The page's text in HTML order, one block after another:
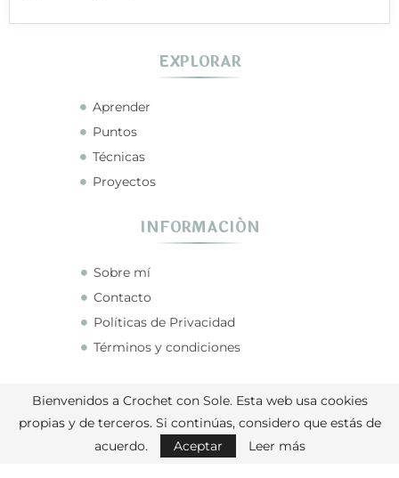
EXPLORAR
Aprender
Puntos
Técnicas
Proyectos
INFORMACIÓN
Sobre mí
Contacto
Políticas de Privacidad
Términos y condiciones
CONECTA CONMIGO
Bienvenidos a Crochet con Sole. Esta web usa cookies
propias y de terceros. Si continúas, considero que estás de
acuerdo.
Aceptar Leer más